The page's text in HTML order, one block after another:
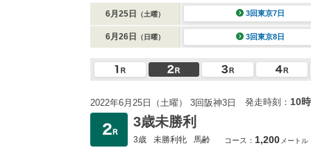
6月25日 （土曜） 3回東京7日
6月26日 （日曜） 3回東京8日
2022年6月25日（土曜） 3回阪神3日 発走時刻： 10
3歳未勝利
3歳 未勝利牝 馬齢 コース： 1,200 メートル